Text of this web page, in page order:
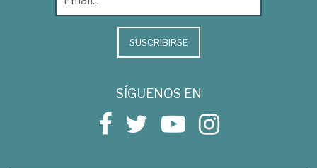
SUSCRIBIRSE
SÍGUENOS EN